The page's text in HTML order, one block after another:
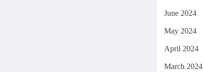
June 2024
May 2024
April 2024
March 2024